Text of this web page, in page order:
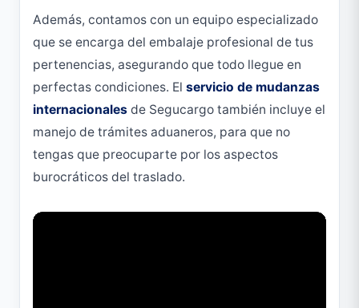
Además, contamos con un equipo especializado
que se encarga del embalaje profesional de tus
pertenencias, asegurando que todo llegue en
perfectas condiciones. El servicio de mudanzas
internacionales de Segucargo también incluye el
manejo de trámites aduaneros, para que no
tengas que preocuparte por los aspectos
burocráticos del traslado.